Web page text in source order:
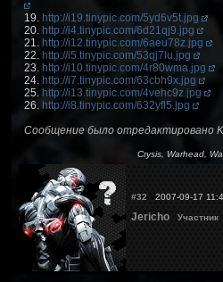
19. http://i19.tinypic.com/5yd6v5t.jpg
20. http://i4.tinypic.com/6d21qj9.jpg
21. http://i12.tinypic.com/6aeu78z.jpg
22. http://i5.tinypic.com/53qj7lu.jpg
23. http://i10.tinypic.com/4r80wma.jpg
24. http://i7.tinypic.com/63cbh9x.jpg
25. http://i13.tinypic.com/4vehc9z.jpg
26. http://i8.tinypic.com/632yfl5.jpg
Сообщение было отредактировано
Crysis, Warhead,
#32 2007-09-17
Jericho Участник